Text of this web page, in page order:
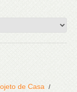
de Casa